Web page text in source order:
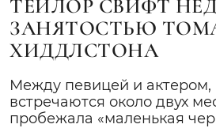
ТЕЙЛОР СВИФТ
ЗАНЯТОСТЬЮ
ХИДДЛСТОНА
Между певицей и актером,
встречаются около двух
пробежала «маленькая